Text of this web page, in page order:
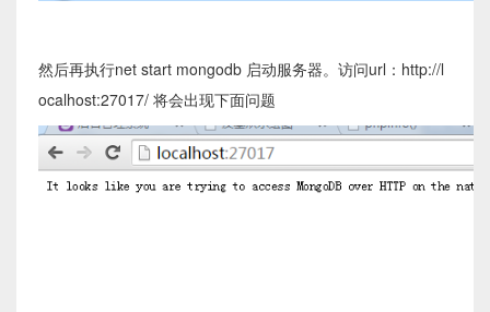
然后再执行net start mongodb 启动服务器。访问url：http://l
ocalhost:27017/ 将会出现下面问题